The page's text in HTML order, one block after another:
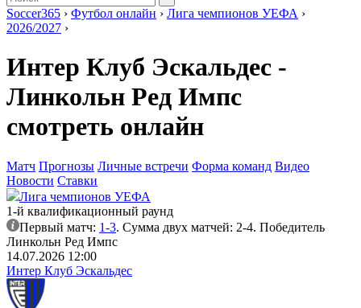
Soccer365 › Футбол онлайн › Лига чемпионов УЕФА ›
2026/2027 ›
Интер Клуб Эскальдес -
Линкольн Ред Импс
смотреть онлайн
Матч Прогнозы Личные встречи Форма команд Видео
Новости Ставки
Лига чемпионов УЕФА
1-й квалификационный раунд
Первый матч: 1-3. Сумма двух матчей: 2-4. Победитель
Линкольн Ред Импс
14.07.2026 12:00
Интер Клуб Эскальдес